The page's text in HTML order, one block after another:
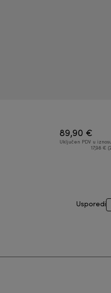
89,90 €
Uključen PDV u
17,98 €
Usporedi